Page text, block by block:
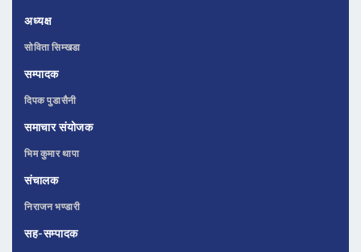
अध्यक्ष
सोविता सिम्खडा
सम्पादक
दिपक पुडासैनी
समाचार संयोजक
भिम कुमार थापा
संचालक
निराजन भण्डारी
सह-सम्पादक